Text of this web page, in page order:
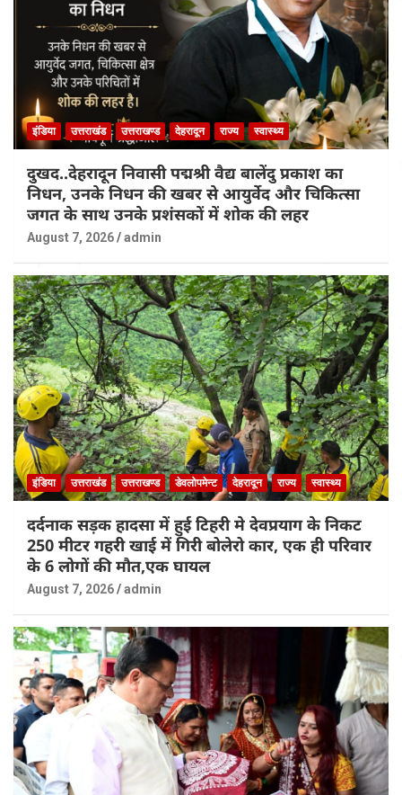
इंडिया उत्तराखंड उत्तराखण्ड देहरादून राज्य स्वास्थ्य
दुखद..देहरादून निवासी पद्मश्री वैद्य बालेंदु प्रकाश का
निधन, उनके निधन की खबर से आयुर्वेद और चिकित्सा
जगत के साथ उनके प्रशंसकों में शोक की लहर
August 7, 2026 admin
इंडिया उत्तराखंड उत्तराखण्ड डेवलोपमेन्ट देहरादून राज्य स्वास्थ्य
दर्दनाक सड़क हादसा में हुई टिहरी मे देवप्रयाग के निकट
250 मीटर गहरी खाई में गिरी बोलेरो कार, एक ही परिवार
के 6 लोगों की मौत,एक घायल
August 7, 2026 admin